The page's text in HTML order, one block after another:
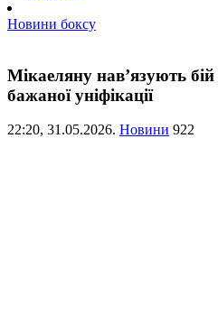
Новини боксу
Мікаеляну нав’язують бій
бажаної уніфікації
22:20, 31.05.2026. Новини 922